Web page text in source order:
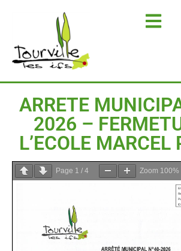
ARRETE
2026 –
L’ECOLE MARCEL
Page 1 / 4 Zoom 100%